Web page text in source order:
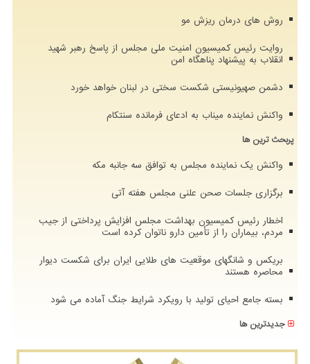
روش های درمان ریزش مو
روایت رئیس کمیسیون امنیت ملی مجلس از پاسخ رهبر شهید
انقلاب به پیشنهاد پناهگاه امن
دشمن صهیونیستی شکست سختی در لبنان خواهد خورد
واکنش نماینده میناب به ادعای فرمانده سنتکام
پربحث ترین ها
واکنش یک نماینده مجلس به توافق سه جانبه مکه
برگزاری جلسات صحن علنی مجلس هفته آتی
اخطار رئیس کمیسیون بهداشت مجلس افزایش پرداختی از جیب
مردم، بیماران را از تأمین دارو ناتوان کرده است
بریکس و شانگهای موقعیت های طلایی ایران برای شکست دیوار
محاصره هستند
بسته جامع احیای تولید با رویکرد شرایط جنگ آماده می شود
جدیدترین ها